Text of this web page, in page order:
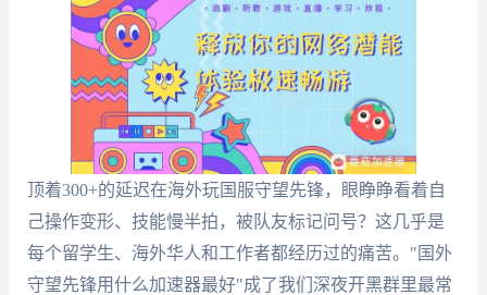
顶着300+的延迟在海外玩国服守望先锋，眼睁睁看着自
己操作变形、技能慢半拍，被队友标记问号？这几乎是
每个留学生、海外华人和工作者都经历过的痛苦。"国外
守望先锋用什么加速器最好"成了我们深夜开黑群里最常